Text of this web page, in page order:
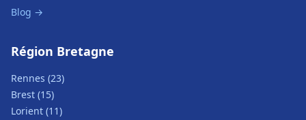
Blog →
Région Bretagne
Rennes (23)
Brest (15)
Lorient (11)